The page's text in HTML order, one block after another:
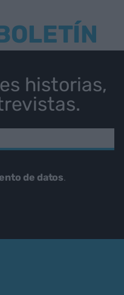
historias,
de datos.